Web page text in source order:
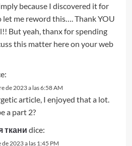
because I discovered it for
let me reword this…. Thank YOU
But yeah, thanx for spending
this matter here on your web
de 2023 a las 6:58 AM
article, I enjoyed that a lot.
a part 2?
ткани dice:
2023 a las 1:45 PM